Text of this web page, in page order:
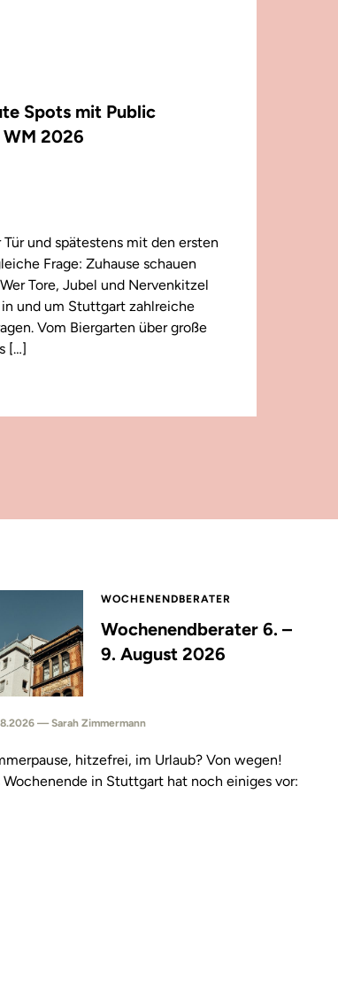
Spots mit Public
2026
und spätestens mit den ersten
Frage: Zuhause schauen
Tore, Jubel und Nervenkitzel
und um Stuttgart zahlreiche
Vom Biergarten über große
[…]
WOCHENENDBERATER
Wochenendberater 6. –
9. August 2026
— Sarah Zimmermann
hitzefrei, im Urlaub? Von wegen!
Wochenende in Stuttgart hat noch einiges vor: